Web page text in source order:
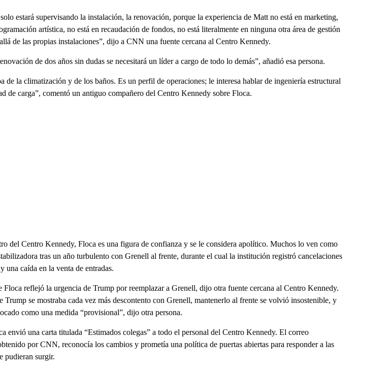
estará supervisando la instalación, la renovación, porque la experiencia de Matt no está en marketing,
artística, no está en recaudación de fondos, no está literalmente en ninguna otra área de gestión
de las propias instalaciones”, dijo a CNN una fuente cercana al Centro Kennedy.
de dos años sin dudas se necesitará un líder a cargo de todo lo demás”, añadió esa persona.
de la climatización y de los baños. Es un perfil de operaciones; le interesa hablar de ingeniería estructural
de carga”, comentó un antiguo compañero del Centro Kennedy sobre Floca.
del Centro Kennedy, Floca es una figura de confianza y se le considera apolítico. Muchos lo ven como
tras un año turbulento con Grenell al frente, durante el cual la institución registró cancelaciones
una caída en la venta de entradas.
Floca reflejó la urgencia de Trump por reemplazar a Grenell, dijo otra fuente cercana al Centro Kennedy.
Trump se mostraba cada vez más descontento con Grenell, mantenerlo al frente se volvió insostenible, y
como una medida “provisional”, dijo otra persona.
envió una carta titulada “Estimados colegas” a todo el personal del Centro Kennedy. El correo
por CNN, reconocía los cambios y prometía una política de puertas abiertas para responder a las
pudieran surgir.